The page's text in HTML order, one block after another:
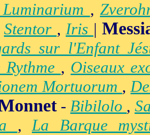
,
Stentor , Iris |
sur l'Enfant
, Oiseaux
Mortuorum ,
-Bibilolo ,
,La Barque